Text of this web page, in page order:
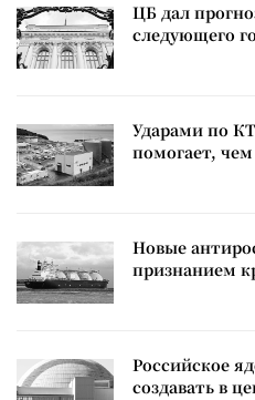
ЦБ дал
следующего
Ударами по
помогает,
Новые
признанием
Российское
создавать в